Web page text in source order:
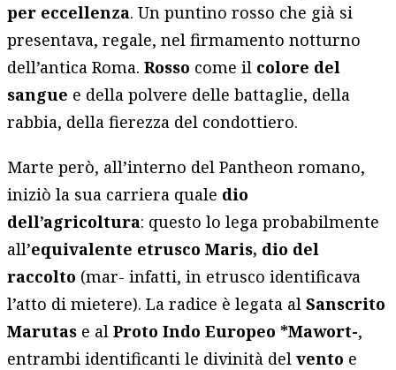
per eccellenza. Un puntino rosso che già si
presentava, regale, nel firmamento notturno
dell’antica Roma.Rosso come il colore del
sangue e della polvere delle battaglie, della
rabbia, della fierezza del condottiero.
Marte però, all’interno del Pantheon romano,
iniziò la sua carriera quale dio
dell’agricoltura: questo lo lega probabilmente
all’equivalente etrusco Maris, dio del
raccolto (mar- infatti, in etrusco identificava
l’atto di mietere). La radice è legata alSanscrito
Marutas e alProto Indo Europeo *Mawort-,
entrambi identificanti le divinità delvento e